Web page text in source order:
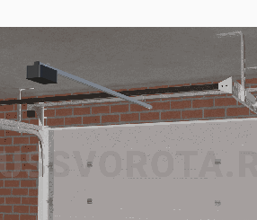
противопожарных
Установка шлагбаумов
Установка автоматики